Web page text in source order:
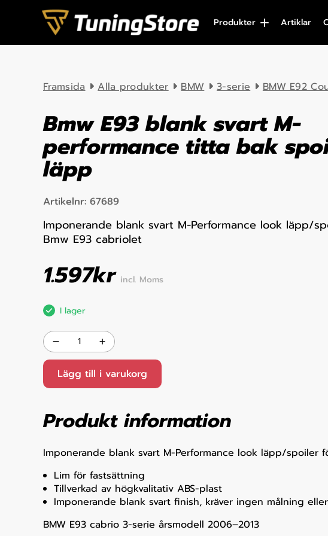
Skip to content
Produkter Artiklar
Framsida Alla produkter BMW 3-serie BMW E92
Bmw E93 blank svart M-
performance titta bak
läpp
Artikelnr: 67689
Imponerande blank svart M-Performance look läpp/
Bmw E93 cabriolet
1.597kr incl. Moms
I lager
Lägg till i varukorg
Produkt information
Imponerande blank svart M-Performance look läpp/spoiler
Lim för fastsättning
Tillverkad av högkvalitativ ABS-plast
Imponerande blank svart finish, kräver ingen målning
BMW E93 cabrio 3-serie årsmodell 2006–2013